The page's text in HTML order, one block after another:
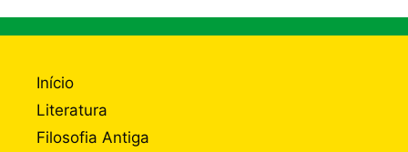
Início
Literatura
Filosofia Antiga